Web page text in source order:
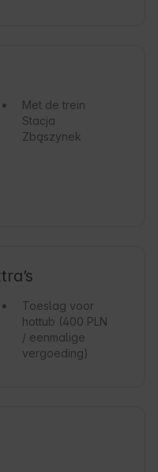
Met de trein
Stacja
Zbąszynek
Toeslag voor
hottub (400 PLN
/ eenmalige
vergoeding)